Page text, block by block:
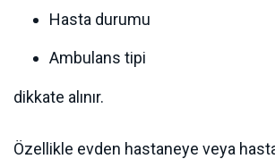
Hasta durumu
Ambulans tipi
dikkate alınır.
Özellikle evden hastaneye veya